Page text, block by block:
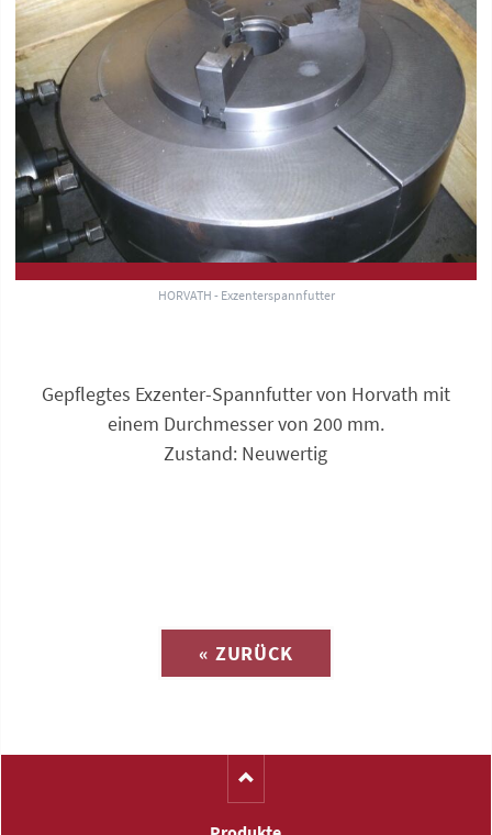
HORVATH - Exzenterspannfutter
Gepflegtes Exzenter-Spannfutter von Horvath mit
einem Durchmesser von 200 mm.
Zustand: Neuwertig
« ZURÜCK